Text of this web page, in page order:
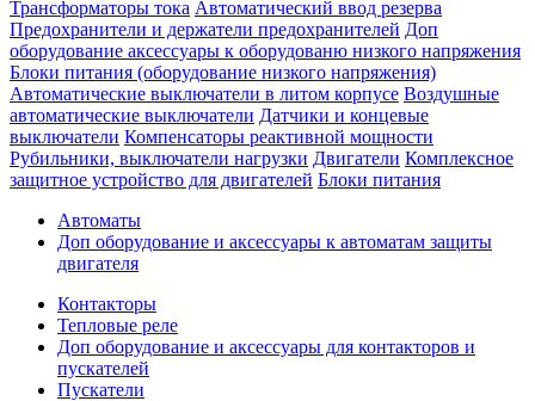
Трансформаторы тока Автоматический ввод резерва
Предохранители и держатели предохранителей Доп
оборудование аксессуары к оборудованю низкого напряжения
Блоки питания (оборудование низкого напряжения)
Автоматические выключатели в литом корпусе Воздушные
автоматические выключатели Датчики и концевые
выключатели Компенсаторы реактивной мощности
Рубильники, выключатели нагрузки Двигатели Комплексное
защитное устройство для двигателей Блоки питания
Автоматы
Доп оборудование и аксессуары к автоматам защиты
двигателя
Контакторы
Тепловые реле
Доп оборудование и аксессуары для контакторов и
пускателей
Пускатели